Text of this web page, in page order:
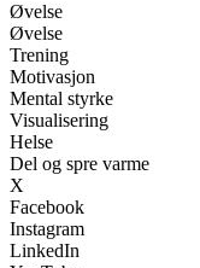
Øvelse
Øvelse
Trening
Motivasjon
Mental styrke
Visualisering
Helse
Del og spre varme
X
Facebook
Instagram
LinkedIn